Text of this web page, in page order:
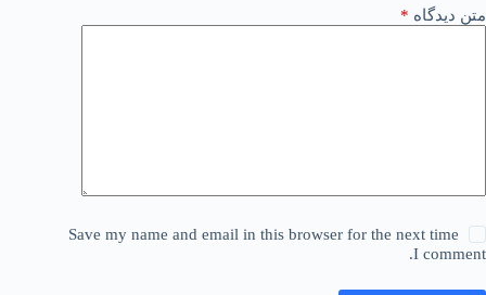
متن دیدگاه *
Save my name and email in this browser for the next time
I comment.